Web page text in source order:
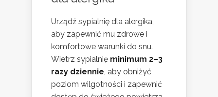
Urządź sypialnię dla alergika,
aby zapewnić mu zdrowe i
komfortowe warunki do snu.
Wietrz sypialnię minimum 2–3
razy dziennie, aby obniżyć
poziom wilgotności i zapewnić